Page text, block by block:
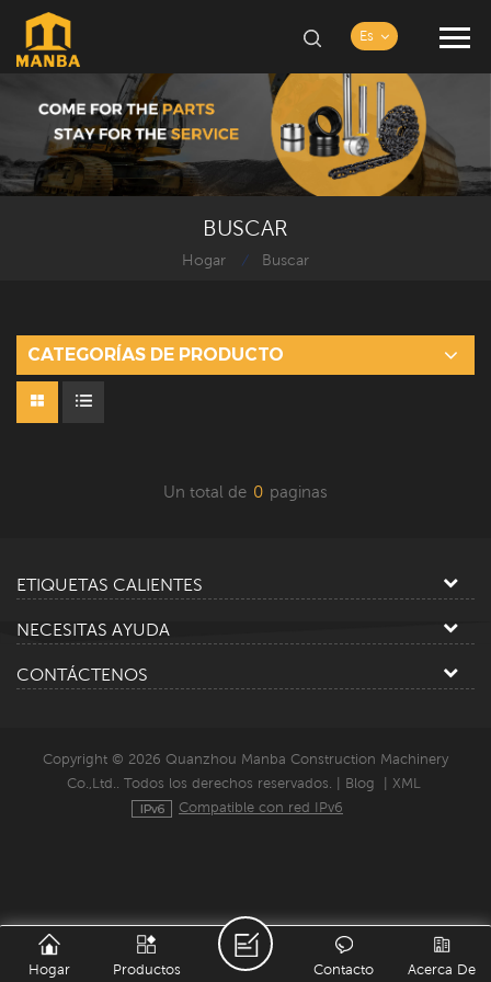
Es
BUSCAR
Hogar / Buscar
CATEGORÍAS DE PRODUCTO
Un total de 0 paginas
ETIQUETAS CALIENTES
NECESITAS AYUDA
CONTÁCTENOS
Copyright © 2026 Quanzhou Manba Construction Machinery
Co.,Ltd.. Todos los derechos reservados. |
Blog
XML
Compatible con red IPv6
Hogar Productos Acerca De
Contacto